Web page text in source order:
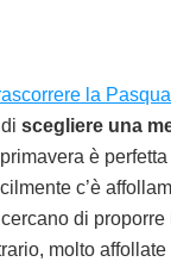
la
discegliere una
è
c’è
di proporre
molto affollate